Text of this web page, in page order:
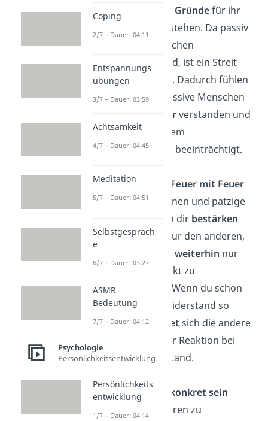
Es ist wichtig, die Gründefür ihr
Verhalten zu verstehen. Da passiv
aggressive Menschen
konfliktscheu sind, ist ein Streit
nicht zielführend. Dadurch fühlen
sich passiv aggressive Menschen
noch wenigerverstanden und
noch mehr in ihrem
Selbstwertgefühl beeinträchtigt.
Bekämpfe nicht Feuer mit Feuer
Negative Reaktionen und patzige
Kommentare von dir bestärken
und ermutigen nur den anderen,
negative Gefühleweiterhin nur
indirekt im Konflikt zu
kommunizieren. Wenn du schon
bei indirektem Widerstand so
reagierst,fürchtet sich die andere
Person vor deiner Reaktion bei
direktem Widerstand.
Einfühlsam und konkret sein
Anstatt den anderen zu
Coping
2/7 – Dauer: 04:11
Entspannungs
übungen
3/7 – Dauer: 03:59
Achtsamkeit
4/7 – Dauer: 04:45
Meditation
5/7 – Dauer: 04:51
Selbstgespräch
e
6/7 – Dauer: 03:27
ASMR
Bedeutung
7/7 – Dauer: 04:12
Psychologie
Persönlichkeitsentwicklung
Persönlichkeits
entwicklung
1/7 – Dauer: 04:14